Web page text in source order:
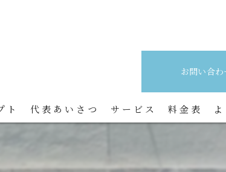
お問い合
ト 代表あいさつ サービス 料金表